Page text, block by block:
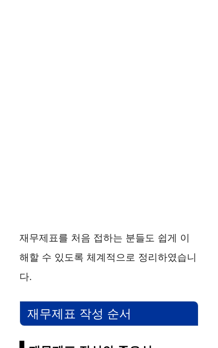
재무제표를 처음 접하는 분들도 쉽게 이
해할 수 있도록 체계적으로 정리하였습니
다.
재무제표 작성 순서